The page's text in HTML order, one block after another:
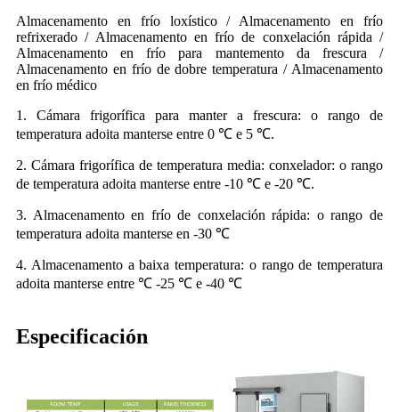
Almacenamento en frío loxístico / Almacenamento en frío
refrixerado / Almacenamento en frío de conxelación rápida /
Almacenamento en frío para mantemento da frescura /
Almacenamento en frío de dobre temperatura / Almacenamento
en frío médico
1. Cámara frigorífica para manter a frescura: o rango de
temperatura adoita manterse entre 0 ℃ e 5 ℃.
2. Cámara frigorífica de temperatura media: conxelador: o rango
de temperatura adoita manterse entre -10 ℃ e -20 ℃.
3. Almacenamento en frío de conxelación rápida: o rango de
temperatura adoita manterse en -30 ℃
4. Almacenamento a baixa temperatura: o rango de temperatura
adoita manterse entre ℃ -25 ℃ e -40 ℃
Especificación